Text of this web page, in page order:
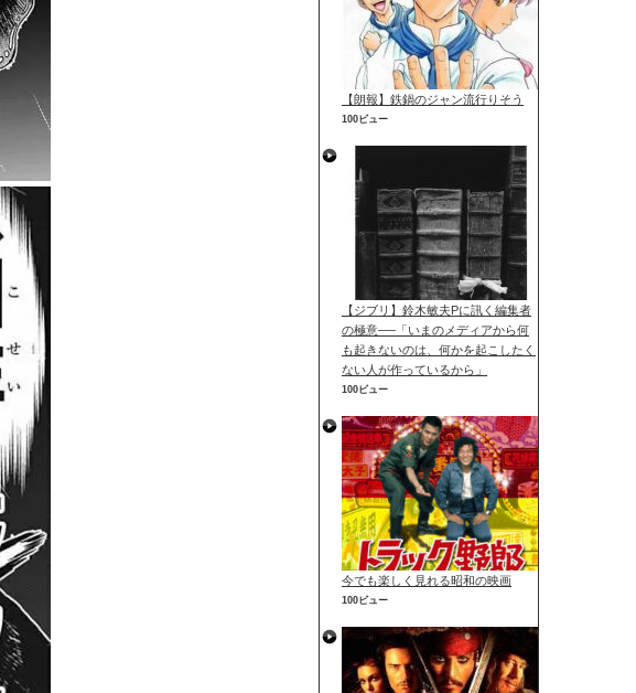
【朗報】鉄鍋のジャン流行りそう
100ビュー
【ジブリ】鈴木敏夫Pに訊く編集者
の極意──「いまのメディアから何
も起きないのは、何かを起こしたく
ない人が作っているから」
100ビュー
今でも楽しく見れる昭和の映画
100ビュー